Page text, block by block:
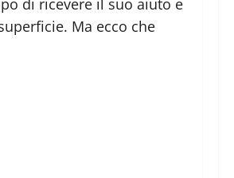
di ricevere il suo aiuto e
Ma ecco che